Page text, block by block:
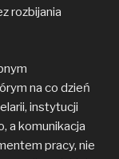
rozbijania
na co dzień
instytucji
a komunikacja
pracy, nie